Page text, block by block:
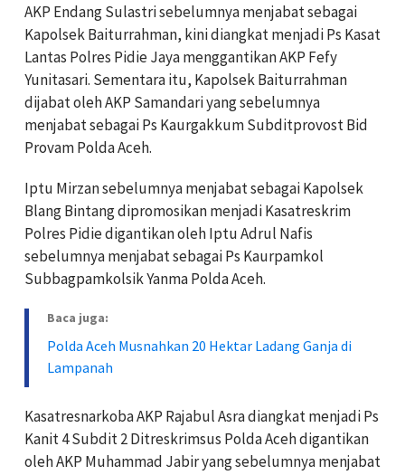
AKP Endang Sulastri sebelumnya menjabat sebagai
Kapolsek Baiturrahman, kini diangkat menjadi Ps Kasat
Lantas Polres Pidie Jaya menggantikan AKP Fefy
Yunitasari. Sementara itu, Kapolsek Baiturrahman
dijabat oleh AKP Samandari yang sebelumnya
menjabat sebagai Ps Kaurgakkum Subditprovost Bid
Provam Polda Aceh.
Iptu Mirzan sebelumnya menjabat sebagai Kapolsek
Blang Bintang dipromosikan menjadi Kasatreskrim
Polres Pidie digantikan oleh Iptu Adrul Nafis
sebelumnya menjabat sebagai Ps Kaurpamkol
Subbagpamkolsik Yanma Polda Aceh.
Baca juga:
Polda Aceh Musnahkan 20 Hektar Ladang Ganja di
Lampanah
Kasatresnarkoba AKP Rajabul Asra diangkat menjadi Ps
Kanit 4 Subdit 2 Ditreskrimsus Polda Aceh digantikan
oleh AKP Muhammad Jabir yang sebelumnya menjabat